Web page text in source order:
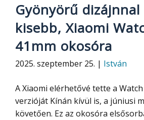
Gyönyörű
kisebb, Xiaomi
41mm okosóra
2025. szeptember 25. | István
A Xiaomi elérhetővé tette a Watch
verzióját Kínán kívül is, a júniusi
követően. Ez az okosóra